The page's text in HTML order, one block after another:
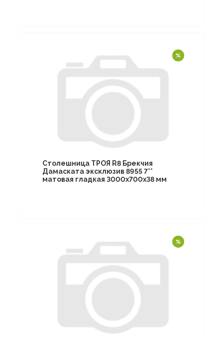
Столешница ТРОЯ R8 Брекчия
Дамаската эксклюзив 8955 7**
матовая гладкая 3000х700х38 мм